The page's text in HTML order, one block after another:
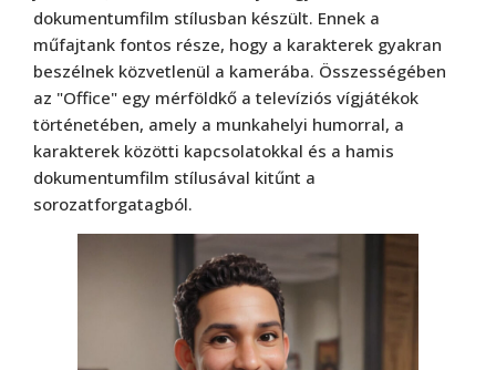
dokumentumfilm stílusban készült. Ennek a
műfajtank fontos része, hogy a karakterek gyakran
beszélnek közvetlenül a kamerába. Összességében
az "Office" egy mérföldkő a televíziós vígjátékok
történetében, amely a munkahelyi humorral, a
karakterek közötti kapcsolatokkal és a hamis
dokumentumfilm stílusával kitűnt a
sorozatforgatagból.